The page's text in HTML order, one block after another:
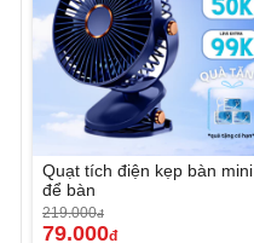
Quạt tích điện kẹp bàn mini
để bàn
219.000đ
79.000đ